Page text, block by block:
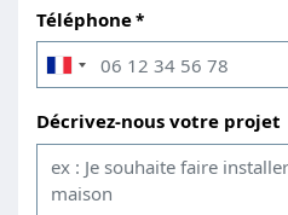
Décrivez-nous votre projet
Téléphone